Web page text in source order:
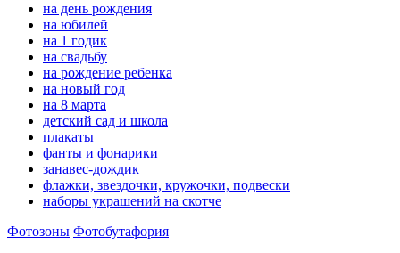
на день рождения
на юбилей
на 1 годик
на свадьбу
на рождение ребенка
на новый год
на 8 марта
детский сад и школа
плакаты
фанты и фонарики
занавес-дождик
флажки, звездочки, кружочки, подвески
наборы украшений на скотче
Фотозоны Фотобутафория